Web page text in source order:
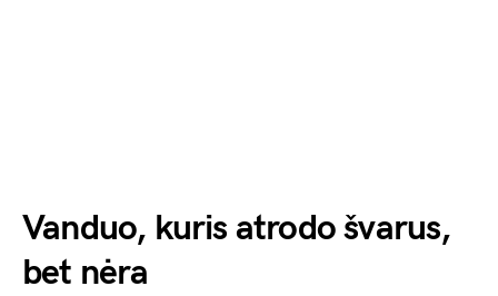
Vanduo, kuris atrodo švarus,
bet nėra